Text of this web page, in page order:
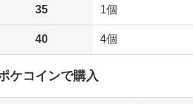
35 1個
40 4個
ケコインで購入